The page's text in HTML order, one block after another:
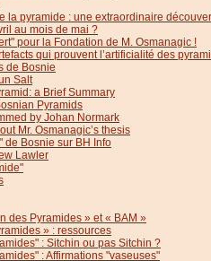
la pyramide : une extraordinaire
au mois de mai ?
pour la Fondation de M. Osmanagic !
qui prouvent l’artificialité des
de Bosnie
Salt
a Brief Summary
Pyramids
by Johan Normark
Mr. Osmanagic’s thesis
de Bosnie sur BH Info
Lawler
des Pyramides » et « BAM »
» : ressources
: Sitchin ou pas Sitchin ?
: Affirmations "vaseuses"